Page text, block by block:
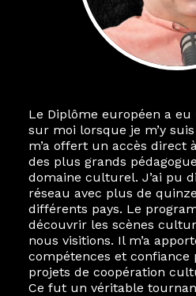
Le Diplôme européen a
sur moi lorsque je m’y
m’a offert un accès direct
des plus grands
domaine culturel. J’ai pu
réseau avec plus de
différents pays. Le
découvrir les scènes
nous visitions. Il m’a
compétences et confiance
projets de coopération
Ce fut un véritable